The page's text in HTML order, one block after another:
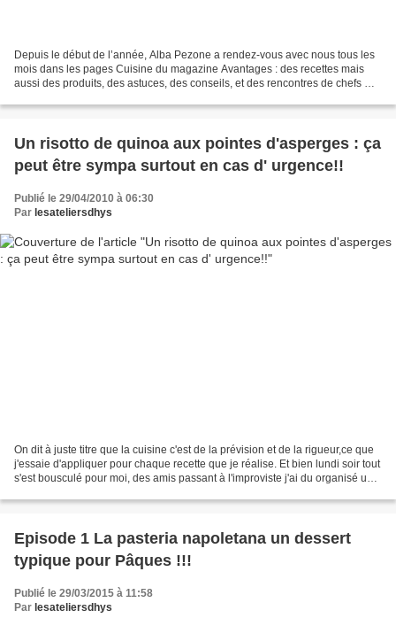
Depuis le début de l’année, Alba Pezone a rendez-vous avec nous tous les
mois dans les pages Cuisine du magazine Avantages : des recettes mais
aussi des produits, des astuces, des conseils, et des rencontres de chefs …
Un risotto de quinoa aux pointes d'asperges : ça
peut être sympa surtout en cas d' urgence!!
Publié le 29/04/2010 à 06:30
Par lesateliersdhys
On dit à juste titre que la cuisine c'est de la prévision et de la rigueur,ce que
j'essaie d'appliquer pour chaque recette que je réalise. Et bien lundi soir tout
s'est bousculé pour moi, des amis passant à l'improviste j'ai du organisé un
Episode 1 La pasteria napoletana un dessert
typique pour Pâques !!!
Publié le 29/03/2015 à 11:58
Par lesateliersdhys